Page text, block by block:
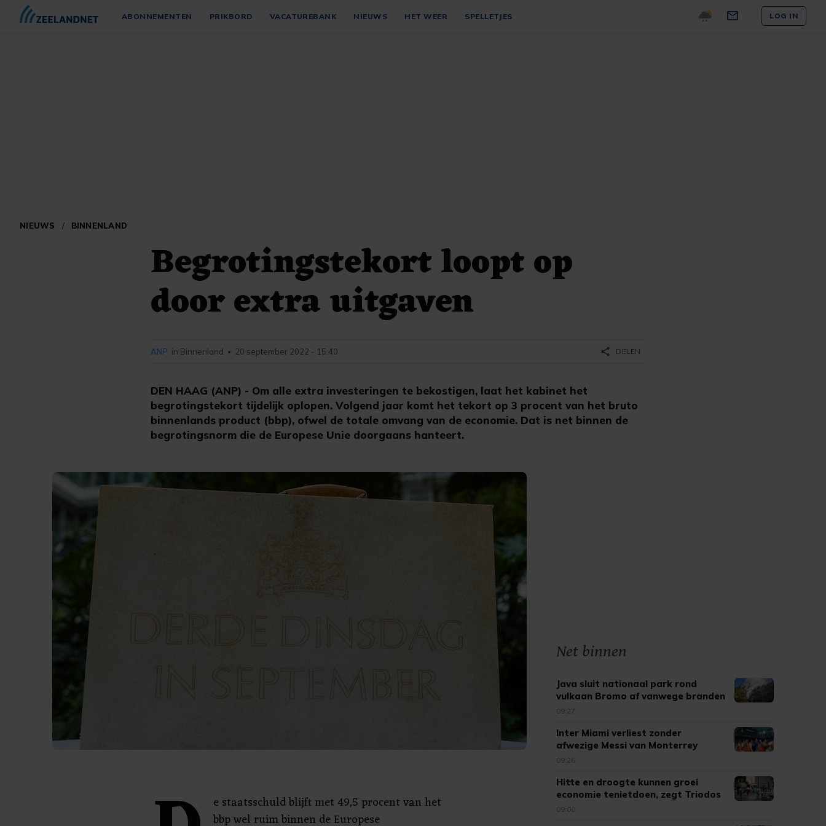
ABONNEMENTEN PRIKBORD VACATUREBANK NIEUWS HET WEER SPELLETJES LOG IN
NIEUWS / BINNENLAND
Begrotingstekort loopt op
door extra uitgaven
DEN HAAG (ANP) - Om alle extra investeringen te bekostigen, laat het kabinet het
begrotingstekort tijdelijk oplopen. Volgend jaar komt het tekort op 3 procent van het bruto
binnenlands product (bbp), ofwel de totale omvang van de economie. Dat is net binnen de
begrotingsnorm die de Europese Unie doorgaans hanteert.
ANP in Binnenland • 20 september 2022 - 15:40 share DELEN
e staatsschuld blijft met 49,5 procent van het
bbp wel ruim binnen de Europese
Net binnen
Java sluit nationaal park rond
vulkaan Bromo af vanwege branden
09:27
Inter Miami verliest zonder
afwezige Messi van Monterrey
09:26
Hitte en droogte kunnen groei
economie tenietdoen, zegt Triodos
09:00